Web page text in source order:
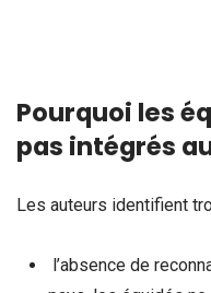
Pourquoi les
pas intégrés
Les auteurs identifient
l’absence de